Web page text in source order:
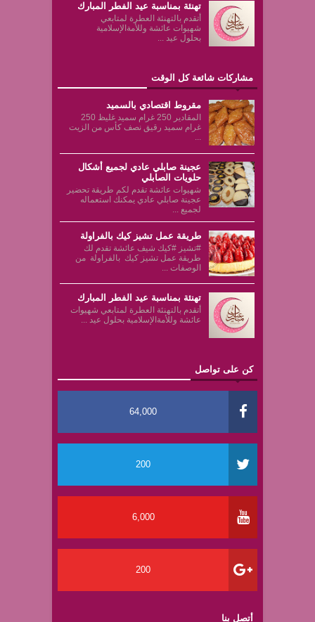
تهنئة بمناسبة عيد الفطر المبارك
أتقدم بالتهنئة العطرة لمتابعي
شهيوات عائشة وللأمةالإسلامية
بحلول عيد ...
مشاركات شائعة كل الوقت
مقروط اقتصادي بالسميد
المقادير 250 غرام سميد غليظ 250
غرام سميد رقيق نصف كأس من الزيت
...
عجينة صابلي عادي لجميع أشكال
حلويات الصابلي
شهيوات عائشة تقدم لكم طريقة تحضير
عجينة صابلي عادي يمكنك استعماله
لجميع ...
طريقة عمل تشيز كيك بالفراولة
#تشيز #كيك شيف عائشة تقدم لك
طريقة عمل تشيز كيك بالفراولة من
الوصفات ...
تهنئة بمناسبة عيد الفطر المبارك
أتقدم بالتهنئة العطرة لمتابعي شهيوات
عائشة وللأمةالإسلامية بحلول عيد ...
كن على تواصل
64,000
200
6,000
200
أتصل بنا